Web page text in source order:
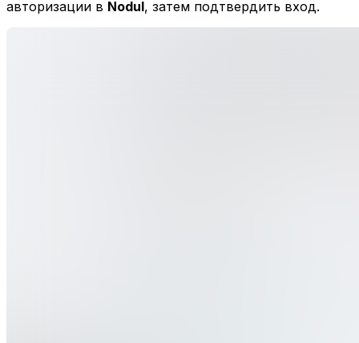
авторизации в Nodul, затем подтвердить вход.